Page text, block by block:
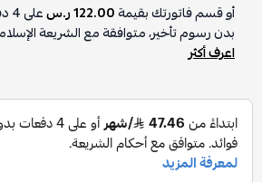
أو قسم فاتورتك بقيمة122.00 ر.س على4
بدون رسوم تأخير، متوافقة مع الشريعة
اعرف أكثر